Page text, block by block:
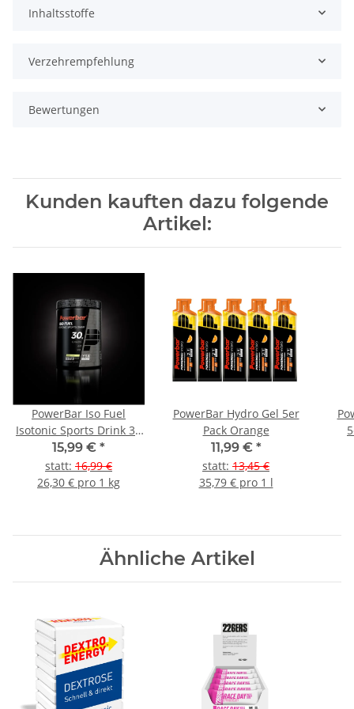
Inhaltsstoffe
Verzehrempfehlung
Bewertungen
Kunden kauften dazu folgende
Artikel:
PowerBar Iso Fuel
Isotonic Sports Drink 30
Dose
15,99 € *
statt: 16,99 €
26,30 € pro 1 kg
PowerBar Hydro Gel 5er
Pack Orange
11,99 € *
statt: 13,45 €
35,79 € pro 1 l
Ähnliche Artikel